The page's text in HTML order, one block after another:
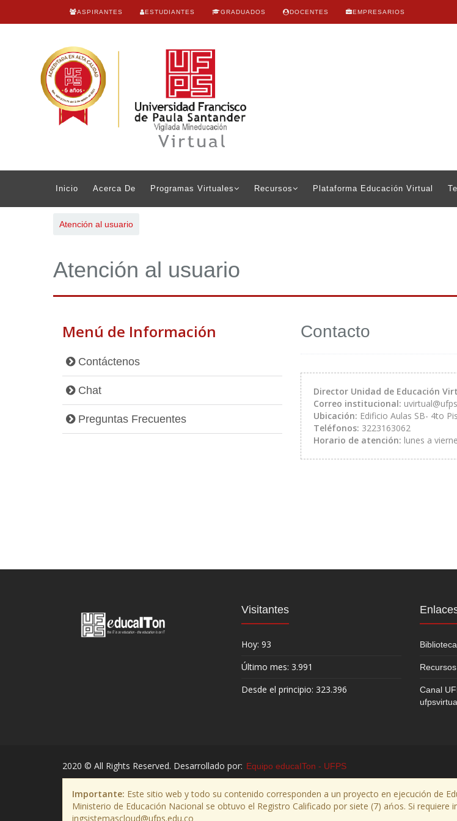
ASPIRANTES ESTUDIANTES GRADUADOS DOCENTES EMPRESARIOS
Inicio Acerca De Programas Virtuales Recursos Plataforma Educación Virtual
Atención al usuario
Atención al usuario
Menú de Información
Contáctenos
Chat
Preguntas Frecuentes
Contacto
Director Unidad de Educación
Correo institucional:
Ubicación: Edificio Aulas SB- 4to
Teléfonos: 3223163062
Horario de atención: lunes a
Visitantes
Hoy: 93
Último mes: 3.991
Desde el principio: 323.396
Canal
2020 © All Rights Reserved. Desarrollado por: Equipo educaITon - UFPS
Importante: Este sitio web y todo su contenido corresponden a un proyecto en ejecución de
Ministerio de Educación Nacional se obtuvo el Registro Calificado por siete (7) ańos. Si
ingsistemascloud@ufps.edu.co